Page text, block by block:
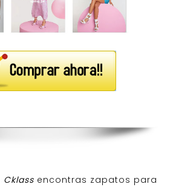
Cklass encontras zapatos para